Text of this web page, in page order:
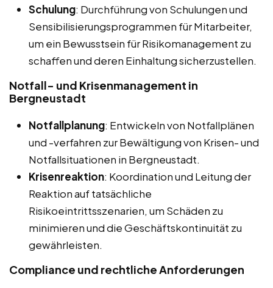
Schulung: Durchführung von Schulungen und
Sensibilisierungsprogrammen für Mitarbeiter,
um ein Bewusstsein für Risikomanagement zu
schaffen und deren Einhaltung sicherzustellen.
Notfall- und Krisenmanagement in
Bergneustadt
Notfallplanung: Entwickeln von Notfallplänen
und -verfahren zur Bewältigung von Krisen- und
Notfallsituationen in Bergneustadt.
Krisenreaktion: Koordination und Leitung der
Reaktion auf tatsächliche
Risikoeintrittsszenarien, um Schäden zu
minimieren und die Geschäftskontinuität zu
gewährleisten.
Compliance und rechtliche Anforderungen